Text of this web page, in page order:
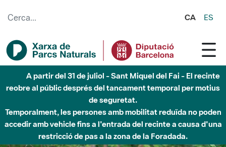
CA ES
A partir del 31 de juliol - Sant Miquel del Fai - El recinte
reobre al públic després del tancament temporal per motius
de seguretat.
Temporalment, les persones amb mobilitat reduïda no poden
accedir amb vehicle fins a l'entrada del recinte a causa d'una
restricció de pas a la zona de la Foradada.